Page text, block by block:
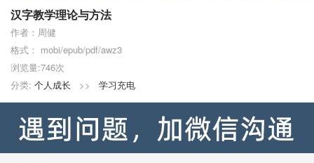
汉字教学理论与方法
作者：周健
格式： mobi/epub/pdf/awz3
浏览量:746次
分类: 个人成长 >> 学习充电